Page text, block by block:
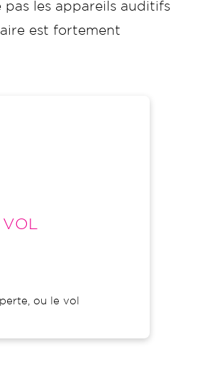
les appareils auditifs
est fortement
VOL
ou le vol